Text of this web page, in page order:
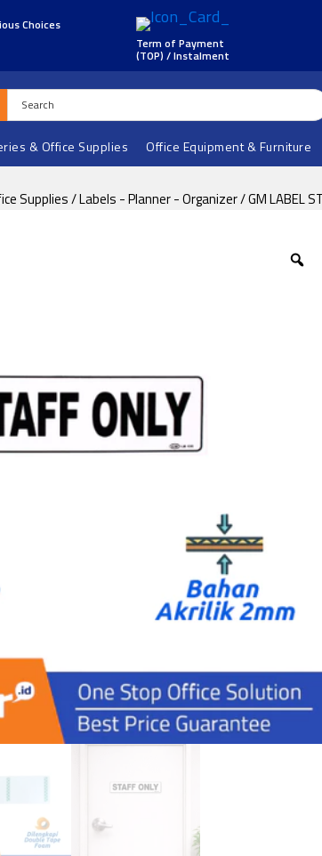
Choices
Term of Payment
(TOP) / Instalment
& Office Supplies Office Equipment & Furniture
Supplies/Labels - Planner - Organizer/ GM LABEL